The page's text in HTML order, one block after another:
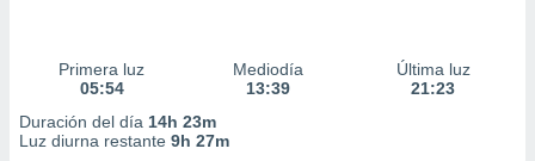
Primera luz
05:54
Mediodía
13:39
Última luz
21:23
Duración del día 14h 23m
Luz diurna restante 9h 27m